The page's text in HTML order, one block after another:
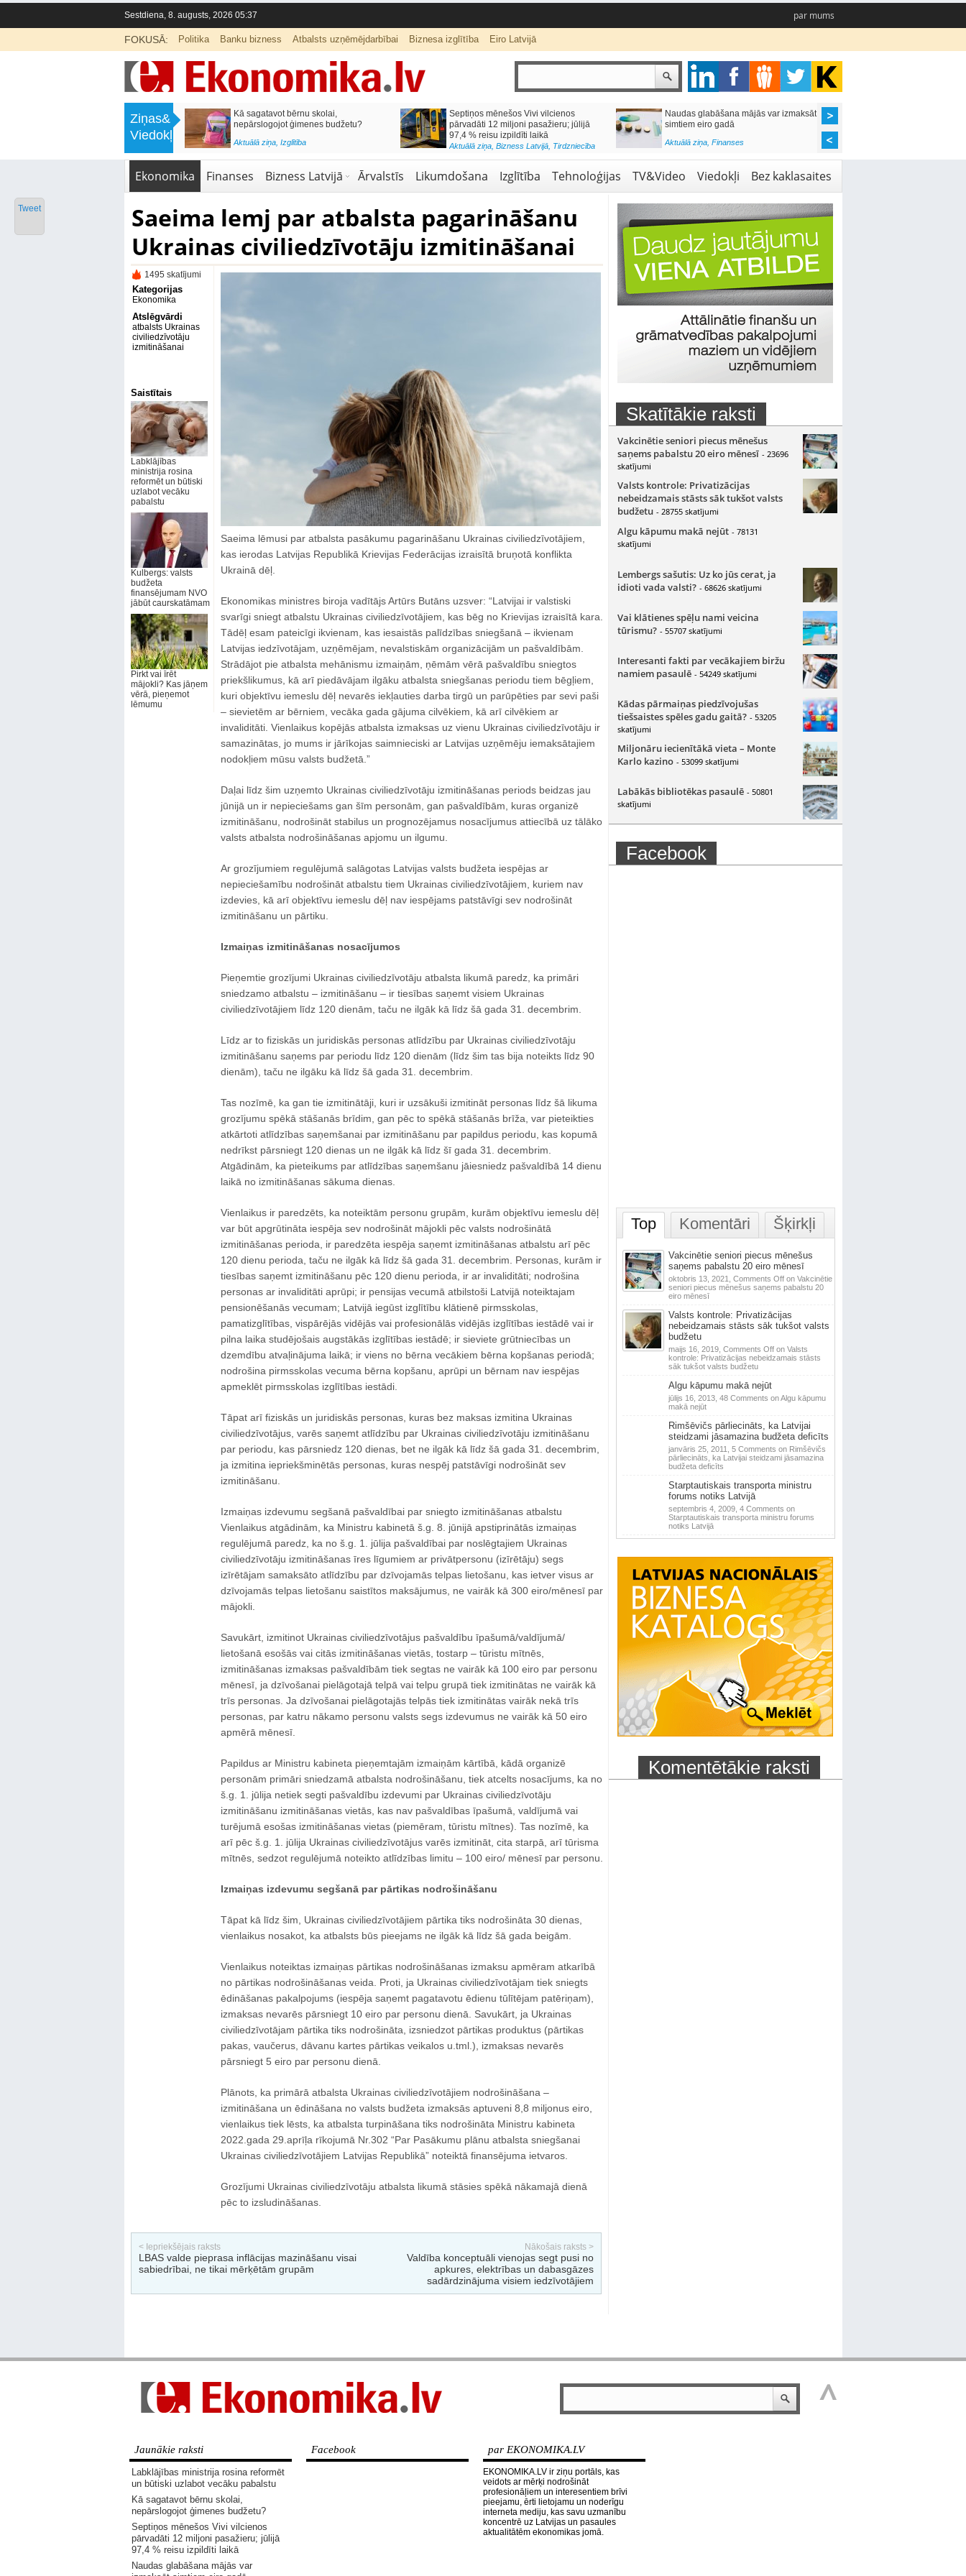
Sestdiena, 8. augusts, 2026 05:37 par mums
FOKUSĀ: Politika Banku bizness Atbalsts uzņēmējdarbībai Biznesa izglītība Eiro Latvijā
Ziņas&
Viedokļi
Labklājības ministrija rosina reformēt
un būtiski uzlabot vecāku pabalstu
Kā sagatavot bērnu skolai,
nepārslogojot ģimenes budžetu?
Aktuālā ziņa, Izglītība
Septiņos mēnešos Vivi vilcienos
pārvadāti 12 miljoni pasažieru; jūlijā
97,4 % reisu izpildīti laikā
Aktuālā ziņa, Bizness Latvijā, Tirdzniecība
Naudas glabāšana mājās var izmaksāt
simtiem eiro gadā
Aktuālā ziņa, Finanses
Ekonomika Finanses Bizness Latvijā Ārvalstīs Likumdošana Izglītība Tehnoloģijas TV&Video Viedokļi Bez kaklasaites
Saeima lemj par atbalsta pagarināšanu
Ukrainas civiliedzīvotāju izmitināšanai
1495 skatījumi
Kategorijas
Ekonomika
Atslēgvārdi
atbalsts Ukrainas
civiliedzīvotāju
izmitināšanai
Saistītais
Labklājības
ministrija rosina
reformēt un būtiski
uzlabot vecāku
pabalstu
Kulbergs: valsts
budžeta
finansējumam NVO
jābūt caurskatāmam
Pirkt vai īrēt
mājokli? Kas jāņem
vērā, pieņemot
lēmumu
Saeima lēmusi par atbalsta pasākumu pagarināšanu Ukrainas civiliedzīvotājiem,
kas ierodas Latvijas Republikā Krievijas Federācijas izraisītā bruņotā konflikta
Ukrainā dēļ.
Ekonomikas ministres biroja vadītājs Artūrs Butāns uzsver: “Latvijai ir valstiski
svarīgi sniegt atbalstu Ukrainas civiliedzīvotājiem, kas bēg no Krievijas izraisītā kara.
Tādēļ esam pateicīgi ikvienam, kas iesaistās palīdzības sniegšanā – ikvienam
Latvijas iedzīvotājam, uzņēmējam, nevalstiskām organizācijām un pašvaldībām.
Strādājot pie atbalsta mehānismu izmaiņām, ņēmām vērā pašvaldību sniegtos
priekšlikumus, kā arī piedāvājam ilgāku atbalsta sniegšanas periodu tiem bēgļiem,
kuri objektīvu iemeslu dēļ nevarēs iekļauties darba tirgū un parūpēties par sevi paši
– sievietēm ar bērniem, vecāka gada gājuma cilvēkiem, kā arī cilvēkiem ar
invaliditāti. Vienlaikus kopējās atbalsta izmaksas uz vienu Ukrainas civiliedzīvotāju ir
samazinātas, jo mums ir jārīkojas saimnieciski ar Latvijas uzņēmēju iemaksātajiem
nodokļiem mūsu valsts budžetā.”
Daļai līdz šim uzņemto Ukrainas civiliedzīvotāju izmitināšanas periods beidzas jau
jūnijā un ir nepieciešams gan šīm personām, gan pašvaldībām, kuras organizē
izmitināšanu, nodrošināt stabilus un prognozējamus nosacījumus attiecībā uz tālāko
valsts atbalsta nodrošināšanas apjomu un ilgumu.
Ar grozījumiem regulējumā salāgotas Latvijas valsts budžeta iespējas ar
nepieciešamību nodrošināt atbalstu tiem Ukrainas civiliedzīvotājiem, kuriem nav
izdevies, kā arī objektīvu iemeslu dēļ nav iespējams patstāvīgi sev nodrošināt
izmitināšanu un pārtiku.
Izmaiņas izmitināšanas nosacījumos
Pieņemtie grozījumi Ukrainas civiliedzīvotāju atbalsta likumā paredz, ka primāri
sniedzamo atbalstu – izmitināšanu – ir tiesības saņemt visiem Ukrainas
civiliedzīvotājiem līdz 120 dienām, taču ne ilgāk kā līdz šā gada 31. decembrim.
Līdz ar to fiziskās un juridiskās personas atlīdzību par Ukrainas civiliedzīvotāju
izmitināšanu saņems par periodu līdz 120 dienām (līdz šim tas bija noteikts līdz 90
dienām), taču ne ilgāku kā līdz šā gada 31. decembrim.
Tas nozīmē, ka gan tie izmitinātāji, kuri ir uzsākuši izmitināt personas līdz šā likuma
grozījumu spēkā stāšanās brīdim, gan pēc to spēkā stāšanās brīža, var pieteikties
atkārtoti atlīdzības saņemšanai par izmitināšanu par papildus periodu, kas kopumā
nedrīkst pārsniegt 120 dienas un ne ilgāk kā līdz šī gada 31. decembrim.
Atgādinām, ka pieteikums par atlīdzības saņemšanu jāiesniedz pašvaldībā 14 dienu
laikā no izmitināšanas sākuma dienas.
Vienlaikus ir paredzēts, ka noteiktām personu grupām, kurām objektīvu iemeslu dēļ
var būt apgrūtināta iespēja sev nodrošināt mājokli pēc valsts nodrošinātā
izmitināšanas perioda, ir paredzēta iespēja saņemt izmitināšanas atbalstu arī pēc
120 dienu perioda, taču ne ilgāk kā līdz šā gada 31. decembrim. Personas, kurām ir
tiesības saņemt izmitināšanu pēc 120 dienu perioda, ir ar invaliditāti; nodrošina
personas ar invaliditāti aprūpi; ir pensijas vecumā atbilstoši Latvijā noteiktajam
pensionēšanās vecumam; Latvijā iegūst izglītību klātienē pirmsskolas,
pamatizglītības, vispārējās vidējās vai profesionālās vidējās izglītības iestādē vai ir
pilna laika studējošais augstākās izglītības iestādē; ir sieviete grūtniecības un
dzemdību atvaļinājuma laikā; ir viens no bērna vecākiem bērna kopšanas periodā;
nodrošina pirmsskolas vecuma bērna kopšanu, aprūpi un bērnam nav iespējas
apmeklēt pirmsskolas izglītības iestādi.
Tāpat arī fiziskās un juridiskās personas, kuras bez maksas izmitina Ukrainas
civiliedzīvotājus, varēs saņemt atlīdzību par Ukrainas civiliedzīvotāju izmitināšanu
par periodu, kas pārsniedz 120 dienas, bet ne ilgāk kā līdz šā gada 31. decembrim,
ja izmitina iepriekšminētās personas, kuras nespēj patstāvīgi nodrošināt sev
izmitināšanu.
Izmaiņas izdevumu segšanā pašvaldībai par sniegto izmitināšanas atbalstu
Vienlaikus atgādinām, ka Ministru kabinetā š.g. 8. jūnijā apstiprinātās izmaiņas
regulējumā paredz, ka no š.g. 1. jūlija pašvaldībai par noslēgtajiem Ukrainas
civiliedzīvotāju izmitināšanas īres līgumiem ar privātpersonu (izīrētāju) segs
izīrētājam samaksāto atlīdzību par dzīvojamās telpas lietošanu, kas ietver visus ar
dzīvojamās telpas lietošanu saistītos maksājumus, ne vairāk kā 300 eiro/mēnesī par
mājokli.
Savukārt, izmitinot Ukrainas civiliedzīvotājus pašvaldību īpašumā/valdījumā/
lietošanā esošās vai citās izmitināšanas vietās, tostarp – tūristu mītnēs,
izmitināšanas izmaksas pašvaldībām tiek segtas ne vairāk kā 100 eiro par personu
mēnesī, ja dzīvošanai pielāgotajā telpā vai telpu grupā tiek izmitinātas ne vairāk kā
trīs personas. Ja dzīvošanai pielāgotajās telpās tiek izmitinātas vairāk nekā trīs
personas, par katru nākamo personu valsts segs izdevumus ne vairāk kā 50 eiro
apmērā mēnesī.
Papildus ar Ministru kabineta pieņemtajām izmaiņām kārtībā, kādā organizē
personām primāri sniedzamā atbalsta nodrošināšanu, tiek atcelts nosacījums, ka no
š.g. 1. jūlija netiek segti pašvaldību izdevumi par Ukrainas civiliedzīvotāju
izmitināšanu izmitināšanas vietās, kas nav pašvaldības īpašumā, valdījumā vai
turējumā esošas izmitināšanas vietas (piemēram, tūristu mītnes). Tas nozīmē, ka
arī pēc š.g. 1. jūlija Ukrainas civiliedzīvotājus varēs izmitināt, cita starpā, arī tūrisma
mītnēs, sedzot regulējumā noteikto atlīdzības limitu – 100 eiro/ mēnesī par personu.
Izmaiņas izdevumu segšanā par pārtikas nodrošināšanu
Tāpat kā līdz šim, Ukrainas civiliedzīvotājiem pārtika tiks nodrošināta 30 dienas,
vienlaikus nosakot, ka atbalsts būs pieejams ne ilgāk kā līdz šā gada beigām.
Vienlaikus noteiktas izmaiņas pārtikas nodrošināšanas izmaksu apmēram atkarībā
no pārtikas nodrošināšanas veida. Proti, ja Ukrainas civiliedzīvotājam tiek sniegts
ēdināšanas pakalpojums (iespēja saņemt pagatavotu ēdienu tūlītējam patēriņam),
izmaksas nevarēs pārsniegt 10 eiro par personu dienā. Savukārt, ja Ukrainas
civiliedzīvotājam pārtika tiks nodrošināta, izsniedzot pārtikas produktus (pārtikas
pakas, vaučerus, dāvanu kartes pārtikas veikalos u.tml.), izmaksas nevarēs
pārsniegt 5 eiro par personu dienā.
Plānots, ka primārā atbalsta Ukrainas civiliedzīvotājiem nodrošināšana –
izmitināšana un ēdināšana no valsts budžeta izmaksās aptuveni 8,8 miljonus eiro,
vienlaikus tiek lēsts, ka atbalsta turpināšana tiks nodrošināta Ministru kabineta
2022.gada 29.aprīļa rīkojumā Nr.302 “Par Pasākumu plānu atbalsta sniegšanai
Ukrainas civiliedzīvotājiem Latvijas Republikā” noteiktā finansējuma ietvaros.
Grozījumi Ukrainas civiliedzīvotāju atbalsta likumā stāsies spēkā nākamajā dienā
pēc to izsludināšanas.
< Iepriekšējais raksts
LBAS valde pieprasa inflācijas mazināšanu visai
sabiedrībai, ne tikai mērķētām grupām
Nākošais raksts >
Valdība konceptuāli vienojas segt pusi no
apkures, elektrības un dabasgāzes
sadārdzinājuma visiem iedzīvotājiem
Skatītākie raksti
Vakcinētie seniori piecus mēnešus
saņems pabalstu 20 eiro mēnesī - 23696
skatījumi
Valsts kontrole: Privatizācijas
nebeidzamais stāsts sāk tukšot valsts
budžetu - 28755 skatījumi
Algu kāpumu makā nejūt - 78131
skatījumi
Lembergs sašutis: Uz ko jūs cerat, ja
idioti vada valsti? - 68626 skatījumi
Vai klātienes spēļu nami veicina
tūrismu? - 55707 skatījumi
Interesanti fakti par vecākajiem biržu
namiem pasaulē - 54249 skatījumi
Kādas pārmaiņas piedzīvojušas
tiešsaistes spēles gadu gaitā? - 53205
skatījumi
Miljonāru iecienītākā vieta – Monte
Karlo kazino - 53099 skatījumi
Labākās bibliotēkas pasaulē - 50801
skatījumi
Facebook
Top Komentāri Šķirkļi
Vakcinētie seniori piecus mēnešus
saņems pabalstu 20 eiro mēnesī
oktobris 13, 2021, Comments Offon Vakcinētie
seniori piecus mēnešus saņems pabalstu 20
eiro mēnesī
Valsts kontrole: Privatizācijas
nebeidzamais stāsts sāk tukšot valsts
budžetu
maijs 16, 2019, Comments Offon Valsts
kontrole: Privatizācijas nebeidzamais stāsts
sāk tukšot valsts budžetu
Algu kāpumu makā nejūt
jūlijs 16, 2013, 48 Comments on Algu kāpumu
makā nejūt
Rimšēvičs pārliecināts, ka Latvijai
steidzami jāsamazina budžeta deficīts
janvāris 25, 2011, 5 Comments on Rimšēvičs
pārliecināts, ka Latvijai steidzami jāsamazina
budžeta deficīts
Starptautiskais transporta ministru
forums notiks Latvijā
septembris 4, 2009, 4 Comments on
Starptautiskais transporta ministru forums
notiks Latvijā
Komentētākie raksti
Tweet
Jaunākie raksti
Labklājības ministrija rosina reformēt
un būtiski uzlabot vecāku pabalstu
Kā sagatavot bērnu skolai,
nepārslogojot ģimenes budžetu?
Septiņos mēnešos Vivi vilcienos
pārvadāti 12 miljoni pasažieru; jūlijā
97,4 % reisu izpildīti laikā
Naudas glabāšana mājās var
Facebook par EKONOMIKA.LV
EKONOMIKA.LV ir ziņu portāls, kas
veidots ar mērķi nodrošināt
profesionāļiem un interesentiem brīvi
pieejamu, ērti lietojamu un noderīgu
interneta mediju, kas savu uzmanību
koncentrē uz Latvijas un pasaules
aktualitātēm ekonomikas jomā.